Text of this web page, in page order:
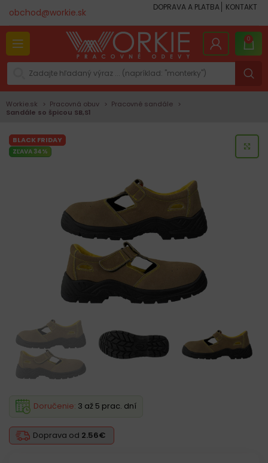
obchod@workie.sk DOPRAVA A PLATBA KONTAKT
0
Workie.sk Pracovná obuv
Pracovné sandále
Sandále so špicou SB,S1
BLACK FRIDAY
ZĽAVA 34%
Doprava od 2.56€
Doručenie: 3 až 5 prac. dní